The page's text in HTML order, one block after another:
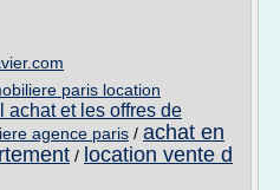
paris location
achat et les offres de
agence paris / achat en
/ location vente d